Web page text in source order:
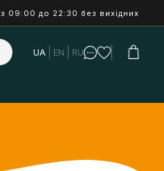
з 09:00 до 22:30 без вихідних
UA EN RU